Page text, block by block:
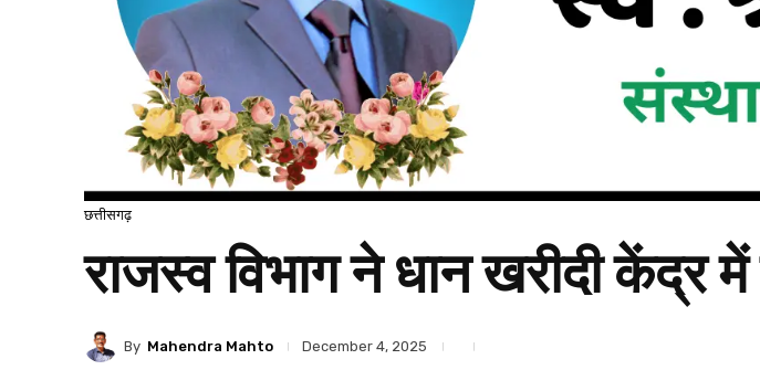
छत्तीसगढ़
राजस्व विभाग ने धान खरीदी केंद्र
By Mahendra Mahto December 4, 2025